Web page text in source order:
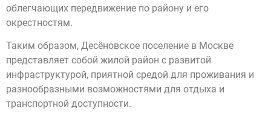
облегчающих передвижение по району и его
окрестностям.
Таким образом, Десёновское поселение в Москве
представляет собой жилой район с развитой
инфраструктурой, приятной средой для проживания и
разнообразными возможностями для отдыха и
транспортной доступности.